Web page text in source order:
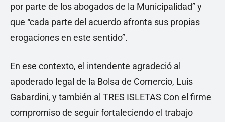
por parte de los abogados de la Municipalidad” y
que “cada parte del acuerdo afronta sus propias
erogaciones en este sentido”.
En ese contexto, el intendente agradeció al
apoderado legal de la Bolsa de Comercio, Luis
Gabardini, y también al TRES ISLETAS Con el firme
compromiso de seguir fortaleciendo el trabajo